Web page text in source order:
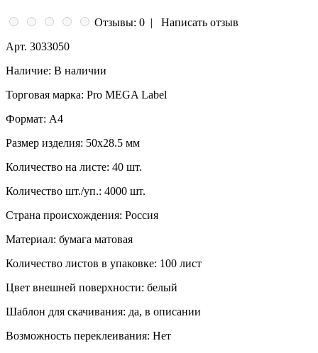
Отзывы: 0 |
Написать отзыв
Арт. 3033050
Наличие: В наличии
Торговая марка: Pro MEGA Label
Формат: A4
Размер изделия: 50x28.5 мм
Количество на листе: 40 шт.
Количество шт./уп.: 4000 шт.
Страна происхождения: Россия
Материал: бумага матовая
Количество листов в упаковке: 100 лист
Цвет внешней поверхности: белый
Шаблон для скачивания: да, в описании
Возможность переклеивания: Нет